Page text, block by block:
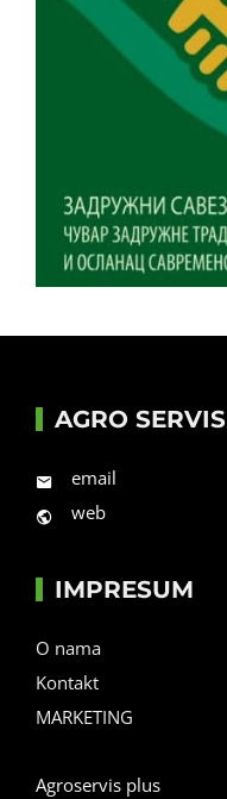
AGRO SERVIS
email
web
IMPRESUM
O nama
Kontakt
MARKETING
Agroservis plus